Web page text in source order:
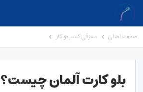
صفحه اصلی معرفی کسب و کار
بلو کارت آلمان چیست؟